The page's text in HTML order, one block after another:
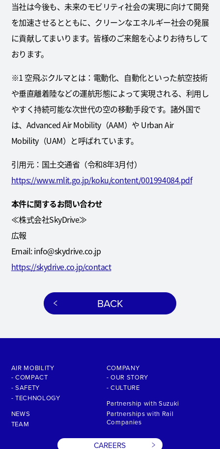
当社は今後も、未来のモビリティ社会の実現に向けて開発
を加速させるとともに、クリーンなエネルギー社会の発展
に貢献してまいります。皆様のご来館を心よりお待ちして
おります。
※1 空飛ぶクルマとは：電動化、自動化といった航空技術
や垂直離着陸などの運航形態によって実現される、利用し
やすく持続可能な次世代の空の移動手段です。諸外国で
は、Advanced Air Mobility（AAM）や Urban Air
Mobility（UAM）と呼ばれています。
引用元：国土交通省（令和8年3月付）
https://www.mlit.go.jp/koku/content/001994084.pdf
本件に関するお問い合わせ
≪株式会社SkyDrive≫
広報
Email: info@skydrive.co.jp
https://skydrive.co.jp/contact
BACK
AIR MOBILITY
- COMPACT
- SAFETY
- TECHNOLOGY
NEWS
TEAM
COMPANY
- OUR STORY
- CULTURE
Partnership with Suzuki
Partnerships with Rail
Companies
CAREERS